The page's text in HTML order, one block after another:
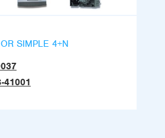
SIMPLE 4+N
41001